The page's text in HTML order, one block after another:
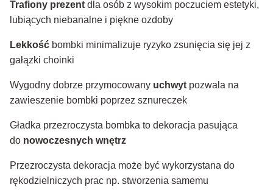
Trafiony prezent dla osób z wysokim poczuciem estetyki,
lubiących niebanalne i piękne ozdoby
Lekkość bombki minimalizuje ryzyko zsunięcia się jej z
gałązki choinki
Wygodny dobrze przymocowany uchwyt pozwala na
zawieszenie bombki poprzez sznureczek
Gładka przezroczysta bombka to dekoracja pasująca
do nowoczesnych wnętrz
Przezroczysta dekoracja może być wykorzystana do
rękodzielniczych prac np. stworzenia samemu